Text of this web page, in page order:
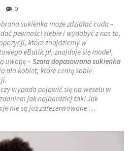
0
sukienka może zdziałać cuda –
pewności siebie i wydobyć z nas to,
które znajdziemy w
eButik.pl, znajduje się model,
uwagę –Szara dopasowana sukienka
dla kobiet, które cenią sobie
wypada pojawić się na weselu w
jak najbardziej tak! Jak
nie są już zarezerwowane …